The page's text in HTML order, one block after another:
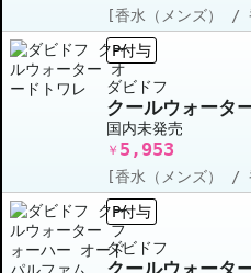
[香水（メンズ） /
P付与
ダビドフ
クールウォータ
国内未発売
￥ 5,953
[香水（メンズ） /
P付与
ダビドフ
クールウォーター フ